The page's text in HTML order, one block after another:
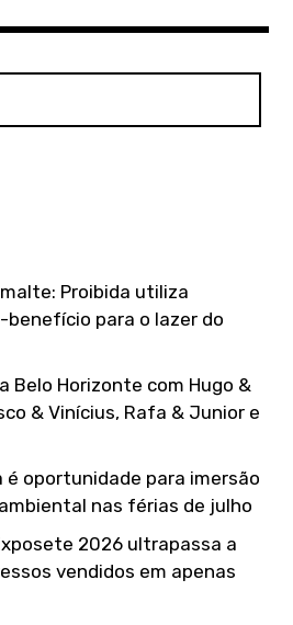
Proibida utiliza
para o lazer do
Belo Horizonte com Hugo &
& Vinícius, Rafa & Junior e
é oportunidade para imersão
nas férias de julho
2026 ultrapassa a
vendidos em apenas